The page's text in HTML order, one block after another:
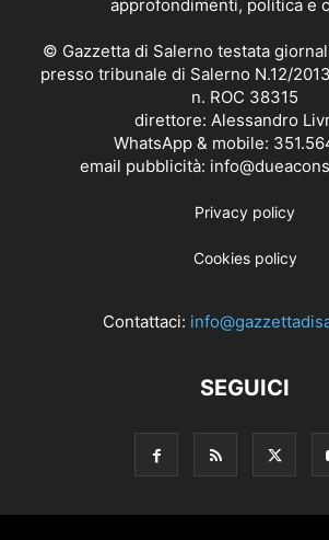
approfondimenti, politica e
© Gazzetta di Salerno testata
presso tribunale di Salerno N.12/
n. ROC 38315
direttore: Alessandro
WhatsApp & mobile:
email pubblicità:
Privacy policy
Cookies policy
Contattaci:
SEGUICI